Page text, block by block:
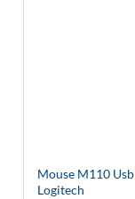
Mouse M110
Logitech